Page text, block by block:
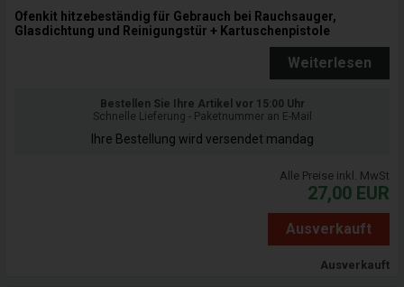
Ofenkit hitzebeständig für Gebrauch bei Rauchsauger,
Glasdichtung und Reinigungstür + Kartuschenpistole
Weiterlesen
Bestellen Sie Ihre Artikel vor 15:00 Uhr
Schnelle Lieferung - Paketnummer an E-Mail
Ihre Bestellung wird versendet mandag
Alle Preise inkl. MwSt
27,00 EUR
Ausverkauft
Ausverkauft